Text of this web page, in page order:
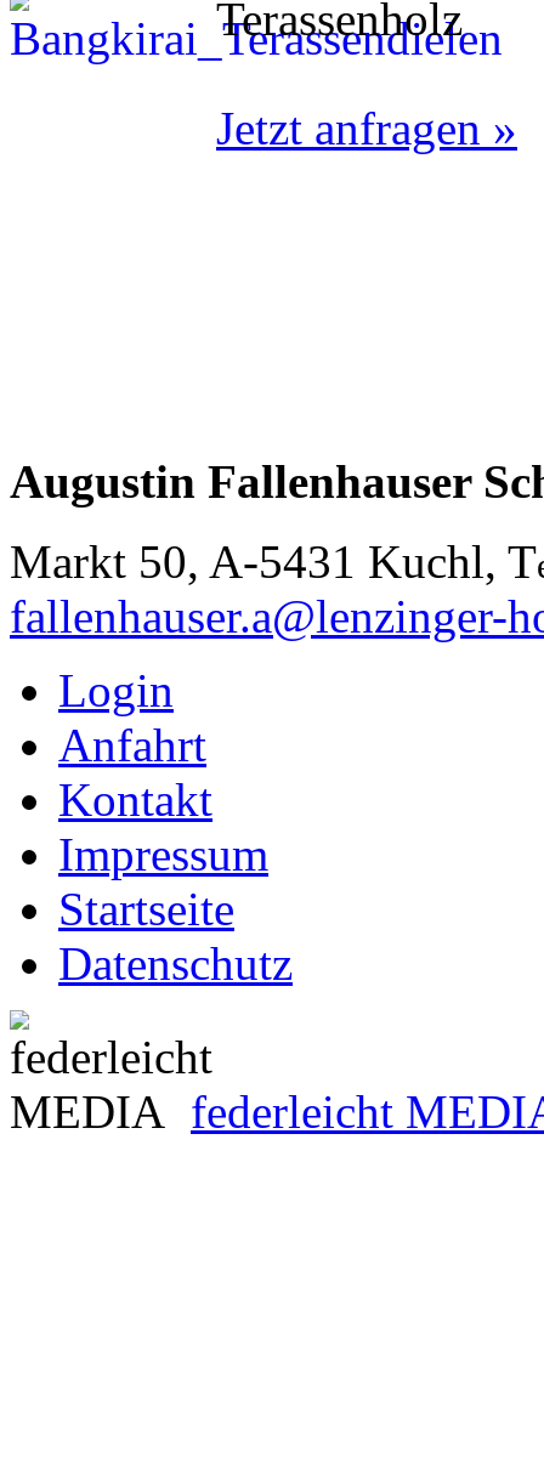
Terassenholz
Jetzt anfragen »
Augustin Fallenhauser
Markt 50, A-5431 Kuchl, T
fallenhauser.a@lenzinger-
Login
Anfahrt
Kontakt
Impressum
Startseite
Datenschutz
federleicht